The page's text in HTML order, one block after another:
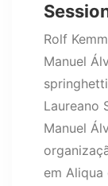
Rolf
Manuel
Laureano
Manuel
em